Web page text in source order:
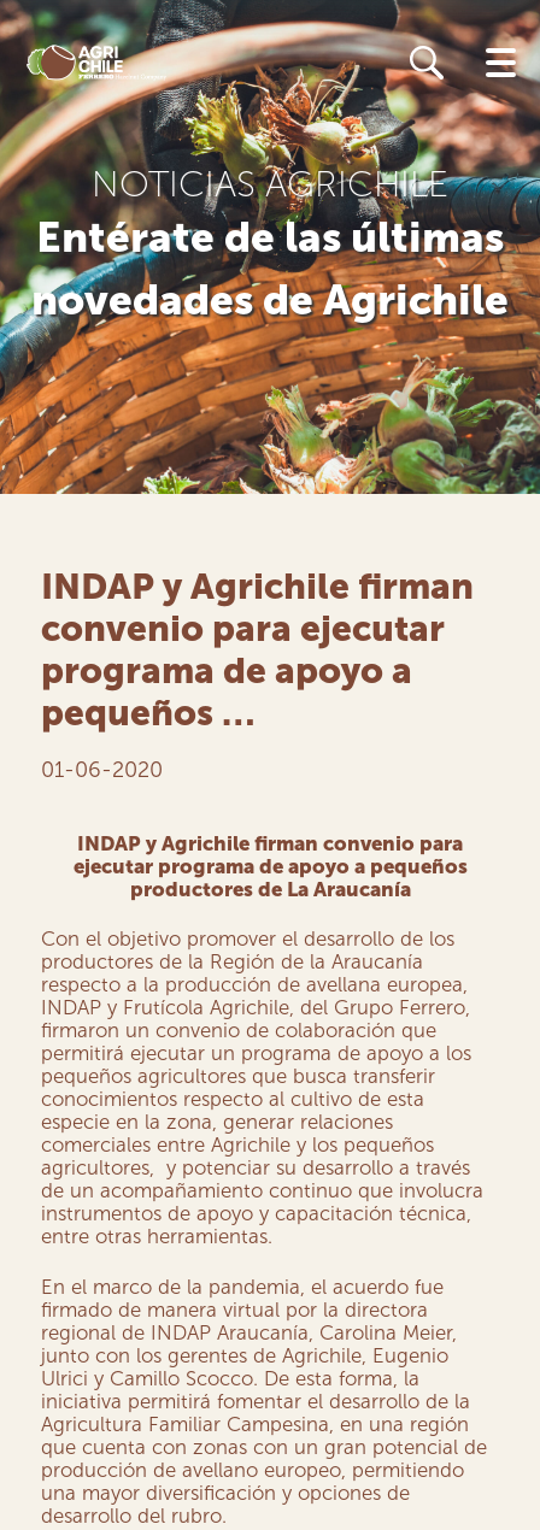
Skip
to
main
content
NOTICIAS AGRICHILE
Entérate de las últimas
novedades de Agrichile
INDAP y Agrichile firman
convenio para ejecutar
programa de apoyo a
pequeños …
01-06-2020
INDAP y Agrichile firman convenio para
ejecutar programa de apoyo a pequeños
productores de La Araucanía
Con el objetivo promover el desarrollo de los
productores de la Región de la Araucanía
respecto a la producción de avellana europea,
INDAP y Frutícola Agrichile, del Grupo Ferrero,
firmaron un convenio de colaboración que
permitirá ejecutar un programa de apoyo a los
pequeños agricultores que busca transferir
conocimientos respecto al cultivo de esta
especie en la zona, generar relaciones
comerciales entre Agrichile y los pequeños
agricultores, y potenciar su desarrollo a través
de un acompañamiento continuo que involucra
instrumentos de apoyo y capacitación técnica,
entre otras herramientas.
En el marco de la pandemia, el acuerdo fue
firmado de manera virtual por la directora
regional de INDAP Araucanía, Carolina Meier,
junto con los gerentes de Agrichile, Eugenio
Ulrici y Camillo Scocco. De esta forma, la
iniciativa permitirá fomentar el desarrollo de la
Agricultura Familiar Campesina, en una región
que cuenta con zonas con un gran potencial de
producción de avellano europeo, permitiendo
una mayor diversificación y opciones de
desarrollo del rubro.